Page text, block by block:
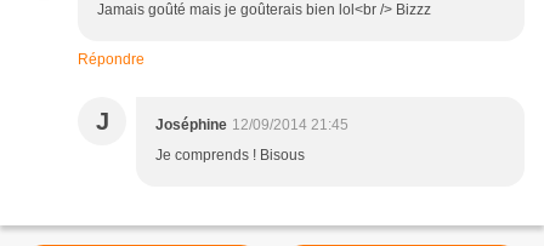
Jamais goûté mais je goûterais bien lol<br /> Bizzz
Répondre
J Joséphine 12/09/2014 21:45
Je comprends ! Bisous